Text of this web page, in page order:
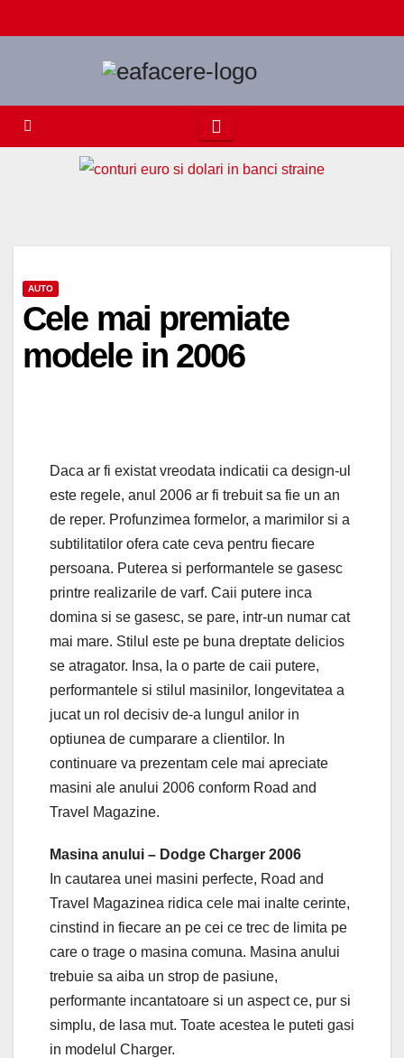
to
AUTO
Cele mai premiate
modele in 2006
Daca ar fi existat vreodata indicatii ca design-ul
este regele, anul 2006 ar fi trebuit sa fie un an
de reper. Profunzimea formelor, a marimilor si a
subtilitatilor ofera cate ceva pentru fiecare
persoana. Puterea si performantele se gasesc
printre realizarile de varf. Caii putere inca
domina si se gasesc, se pare, intr-un numar cat
mai mare. Stilul este pe buna dreptate delicios
se atragator. Insa, la o parte de caii putere,
performantele si stilul masinilor, longevitatea a
jucat un rol decisiv de-a lungul anilor in
optiunea de cumparare a clientilor. In
continuare va prezentam cele mai apreciate
masini ale anului 2006 conform Road and
Travel Magazine.
Masina anului – Dodge Charger 2006
In cautarea unei masini perfecte, Road and
Travel Magazinea ridica cele mai inalte cerinte,
cinstind in fiecare an pe cei ce trec de limita pe
care o trage o masina comuna. Masina anului
trebuie sa aiba un strop de pasiune,
performante incantatoare si un aspect ce, pur si
simplu, de lasa mut. Toate acestea le puteti gasi
in modelul Charger.